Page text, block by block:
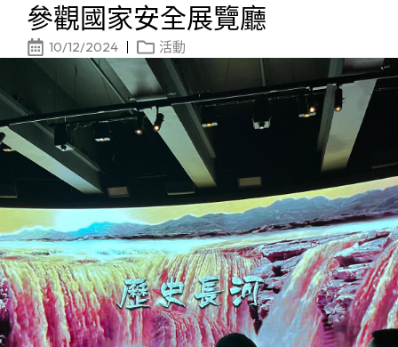
參觀國家安全展覽廳
10/12/2024 活動